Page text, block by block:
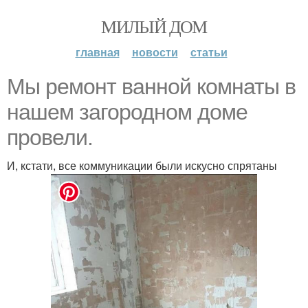
МИЛЫЙ ДОМ
главная новости статьи
Мы ремонт ванной комнаты в
нашем загородном доме
провели.
И, кстати, все коммуникации были искусно спрятаны